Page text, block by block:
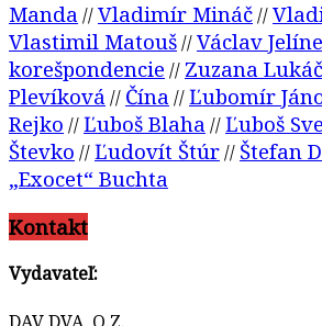
Manda //Vladimír Mináč//
Vlastimil Matouš//Václav
korešpondencie // Zuzana
Plevíková // Čína //Ľubomír
Rejko //Ľuboš Blaha //Ľuboš
Števko //Ľudovít Štúr// Štefan
„Exocet“ Buchta
Kontakt
Vydavateľ: